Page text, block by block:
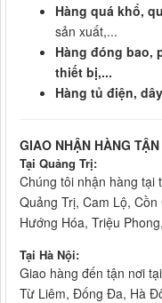
Hàng quá khổ,
sản xuất,...
Hàng đóng bao,
thiết bị,...
Hàng tủ điện,
GIAO NHẬN HÀNG
Tại Quảng Trị:
Chúng tôi nhận hàng tại
Quảng Trị, Cam Lộ,
Hướng Hóa, Triệu
Tại Hà Nội:
Giao hàng đến tận nơi
Từ Liêm, Đống Đa, Hà